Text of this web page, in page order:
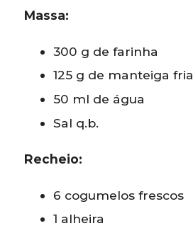
Massa:
300 g de farinha
125 g de manteiga fria
50 ml de água
Sal q.b.
Recheio:
6 cogumelos frescos
1 alheira